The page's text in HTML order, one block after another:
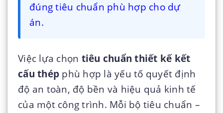
đúng tiêu chuẩn phù hợp cho dự
án.
Việc lựa chọn tiêu chuẩn thiết kế kết
cấu thép phù hợp là yếu tố quyết định
độ an toàn, độ bền và hiệu quả kinh tế
của một công trình. Mỗi bộ tiêu chuẩn –